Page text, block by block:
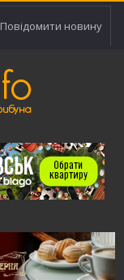
Повідомити новину